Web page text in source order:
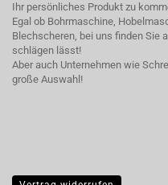
Ihr persönliches Produkt zu
Egal ob Bohrmaschine,
Blechscheren, bei uns finden Sie
schlägen lässt!
Aber auch Unternehmen wie
große Auswahl!